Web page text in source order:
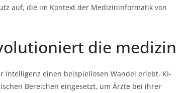
auf, die im Kontext der Medizininformatik von
die medizin
einen beispiellosen Wandel erlebt. KI-
Bereichen eingesetzt, um Ärzte bei ihrer